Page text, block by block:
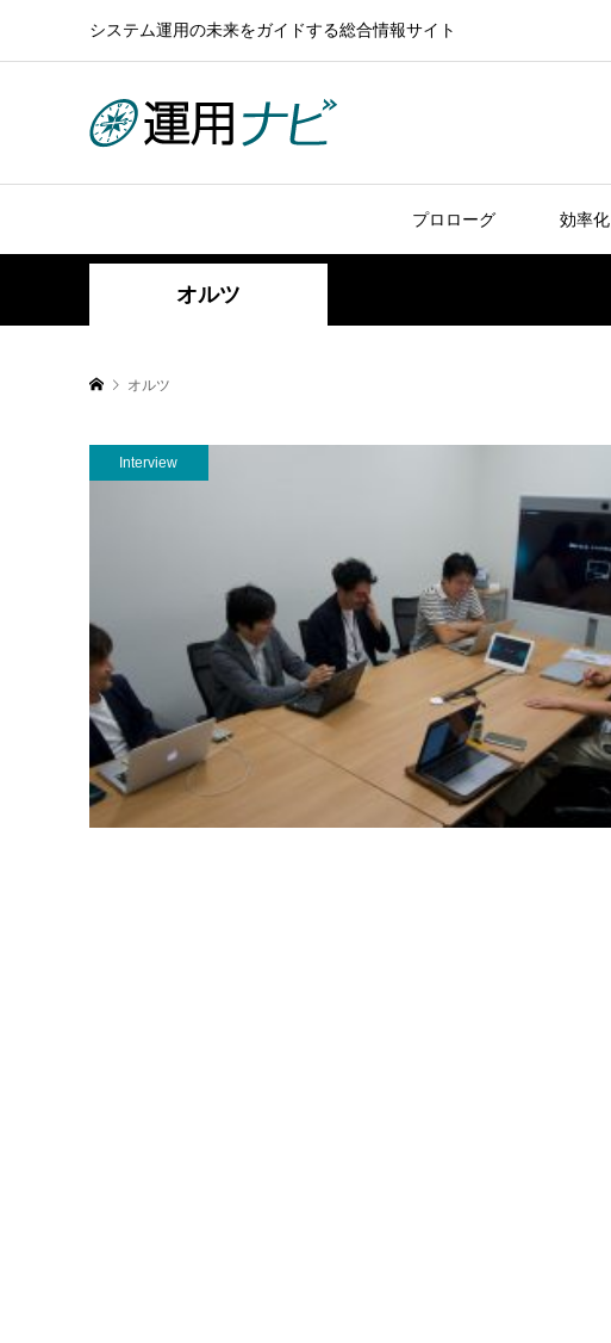
システム運用の未来をガイドする総合情報サイト
プロローグ 効率化
オルツ
オルツ
Interview